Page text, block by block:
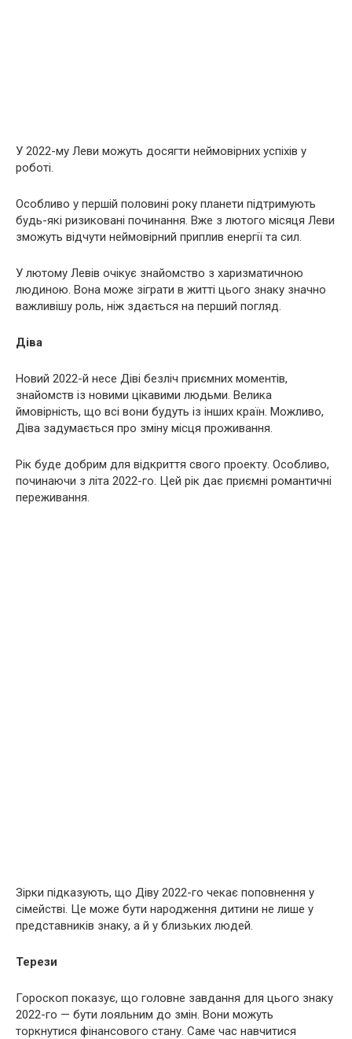
У 2022-му Леви можуть досягти неймовірних успіхів у
роботі.
Особливо у першій половині року планети підтримують
будь-які ризиковані починання. Вже з лютого місяця Леви
зможуть відчути неймовірний приплив енергії та сил.
У лютому Левів очікує знайомство з харизматичною
людиною. Вона може зіграти в житті цього знаку значно
важливішу роль, ніж здається на перший погляд.
Діва
Новий 2022-й несе Діві безліч приємних моментів,
знайомств із новими цікавими людьми. Велика
ймовірність, що всі вони будуть із інших країн. Можливо,
Діва задумається про зміну місця проживання.
Рік буде добрим для відкриття свого проекту. Особливо,
починаючи з літа 2022-го. Цей рік дає приємні романтичні
переживання.
Зірки підказують, що Діву 2022-го чекає поповнення у
сімействі. Це може бути народження дитини не лише у
представників знаку, а й у близьких людей.
Терези
Гороскоп показує, що головне завдання для цього знаку
2022-го — бути лояльним до змін. Вони можуть
торкнутися фінансового стану. Саме час навчитися